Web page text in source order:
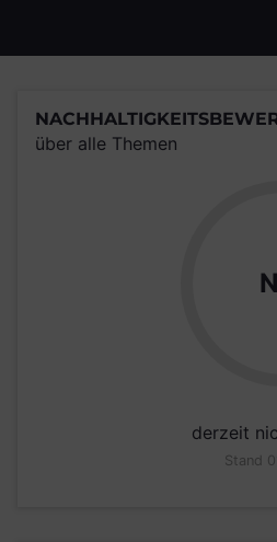
über alle Themen
derzeit
Stand